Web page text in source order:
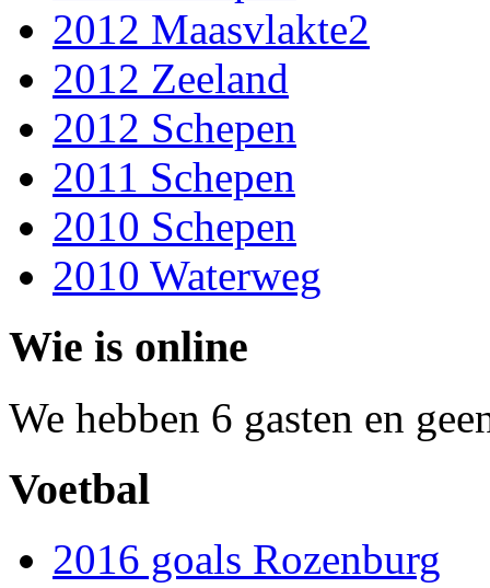
2012 Maasvlakte2
2012 Zeeland
2012 Schepen
2011 Schepen
2010 Schepen
2010 Waterweg
Wie is online
We hebben 6 gasten en
Voetbal
2016 goals Rozenburg